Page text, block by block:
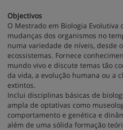
Objectivos
O Mestrado em Biologia Evolutiva
mudanças dos organismos no
numa variedade de níveis, desde
ecossistemas. Fornece
mundo vivo e discute temas tão
da vida, a evolução humana ou a
extintos.
Inclui disciplinas básicas de
ampla de optativas como
comportamento e genética e
além de uma sólida formação